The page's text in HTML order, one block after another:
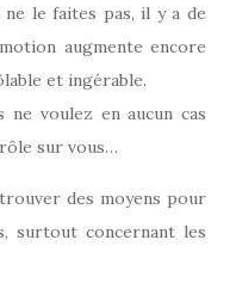
le faites pas, il y a de
augmente encore
et ingérable.
ne voulez en aucun cas
sur vous…
des moyens pour
surtout concernant les